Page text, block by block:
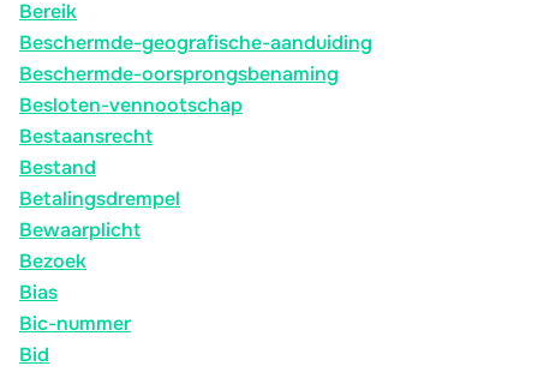
Bereik
Beschermde-geografische-aanduiding
Beschermde-oorsprongsbenaming
Besloten-vennootschap
Bestaansrecht
Bestand
Betalingsdrempel
Bewaarplicht
Bezoek
Bias
Bic-nummer
Bid